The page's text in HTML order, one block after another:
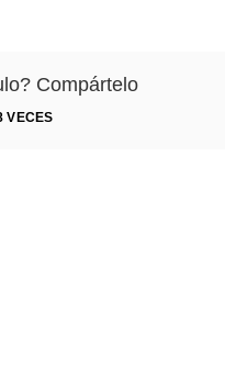
Compártelo
VECES